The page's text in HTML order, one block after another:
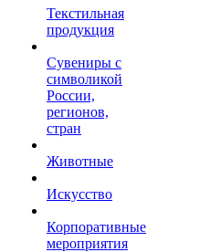
Текстильная
продукция
Сувениры с
символикой
России,
регионов,
стран
Животные
Искусство
Корпоративные
мероприятия